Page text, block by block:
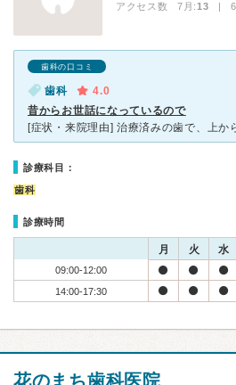
アクセス数 7月:13 | 6
歯科の口コミ
歯科
4.0
昔からお世話になっているので
診療科目：
歯科
診療時間
月 火 水
09:00-12:00
14:00-17:30
花のまち歯科医院